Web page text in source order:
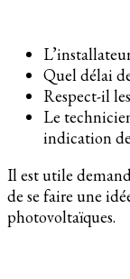
Quel délai
Respect-il
Le
indication
Il est utile
de se faire une
photovoltaïques.